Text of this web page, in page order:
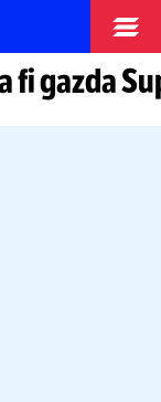
fi gazda